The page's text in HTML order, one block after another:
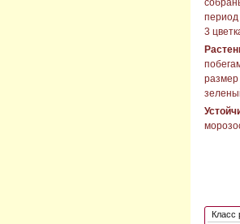
период
3
размер
Класс